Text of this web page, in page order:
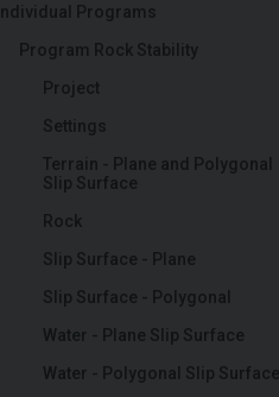
Individual Programs
Program Rock Stability
Project
Settings
Terrain - Plane and Polygonal
Slip Surface
Rock
Slip Surface - Plane
Slip Surface - Polygonal
Water - Plane Slip Surface
Water - Polygonal Slip Surface